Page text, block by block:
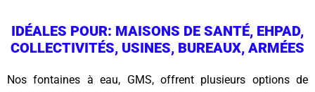
IDÉALES POUR: MAISONS DE SANTÉ, EHPAD,
COLLECTIVITÉS, USINES, BUREAUX, ARMÉES
Nos fontaines à eau, GMS, offrent plusieurs options de